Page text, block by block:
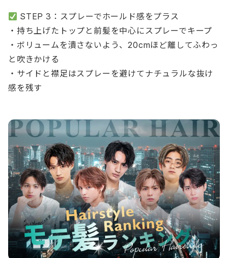
STEP 3：スプレーでホールド感をプラス
・持ち上げたトップと前髪を中心にスプレーでキープ
・ボリュームを潰さないよう、20cmほど離してふわっ
と吹きかける
・サイドと襟足はスプレーを避けてナチュラルな抜け
感を残す